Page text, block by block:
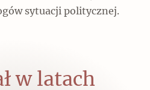
sytuacji politycznej.
w latach